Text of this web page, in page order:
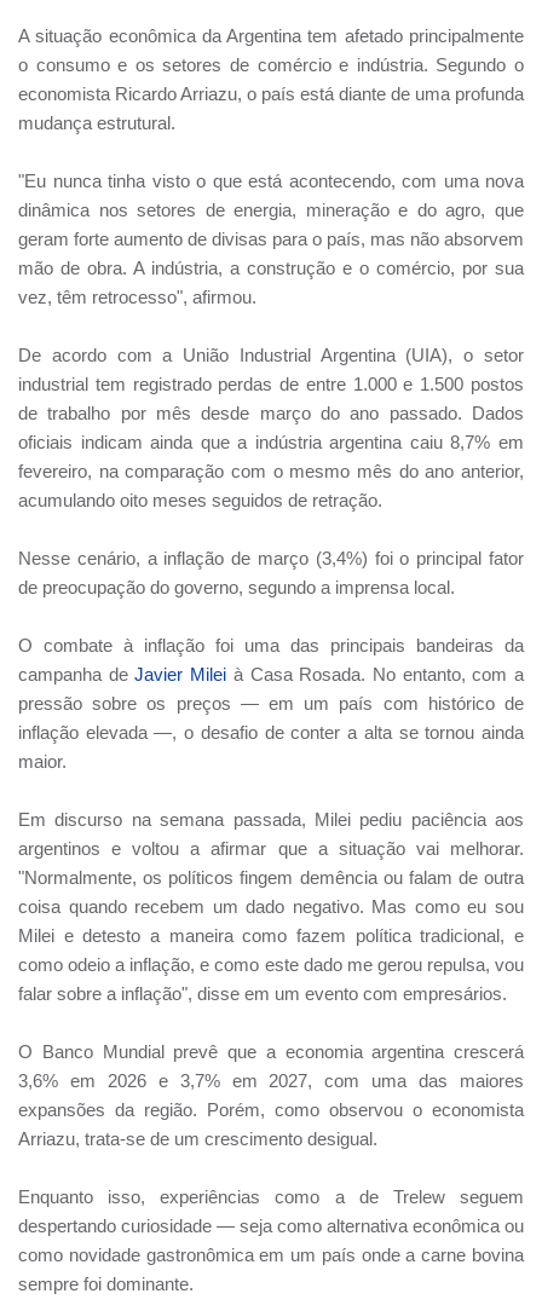
A situação econômica da Argentina tem afetado principalmente
o consumo e os setores de comércio e indústria. Segundo o
economista Ricardo Arriazu, o país está diante de uma profunda
mudança estrutural.
"Eu nunca tinha visto o que está acontecendo, com uma nova
dinâmica nos setores de energia, mineração e do agro, que
geram forte aumento de divisas para o país, mas não absorvem
mão de obra. A indústria, a construção e o comércio, por sua
vez, têm retrocesso", afirmou.
De acordo com a União Industrial Argentina (UIA), o setor
industrial tem registrado perdas de entre 1.000 e 1.500 postos
de trabalho por mês desde março do ano passado. Dados
oficiais indicam ainda que a indústria argentina caiu 8,7% em
fevereiro, na comparação com o mesmo mês do ano anterior,
acumulando oito meses seguidos de retração.
Nesse cenário, a inflação de março (3,4%) foi o principal fator
de preocupação do governo, segundo a imprensa local.
O combate à inflação foi uma das principais bandeiras da
campanha deJavier Milei à Casa Rosada. No entanto, com a
pressão sobre os preços — em um país com histórico de
inflação elevada —, o desafio de conter a alta se tornou ainda
maior.
Em discurso na semana passada, Milei pediu paciência aos
argentinos e voltou a afirmar que a situação vai melhorar.
"Normalmente, os políticos fingem demência ou falam de outra
coisa quando recebem um dado negativo. Mas como eu sou
Milei e detesto a maneira como fazem política tradicional, e
como odeio a inflação, e como este dado me gerou repulsa, vou
falar sobre a inflação", disse em um evento com empresários.
O Banco Mundial prevê que a economia argentina crescerá
3,6% em 2026 e 3,7% em 2027, com uma das maiores
expansões da região. Porém, como observou o economista
Arriazu, trata-se de um crescimento desigual.
Enquanto isso, experiências como a de Trelew seguem
despertando curiosidade — seja como alternativa econômica ou
como novidade gastronômica em um país onde a carne bovina
sempre foi dominante.